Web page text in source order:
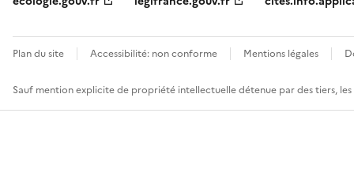
Plan du site Accessibilité: non conforme Mentions légales
Sauf mention explicite de propriété intellectuelle détenue par des tiers,